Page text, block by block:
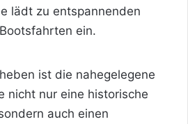
lädt zu entspannenden
ein.
ist die nahegelegene
nicht nur eine historische
auch einen